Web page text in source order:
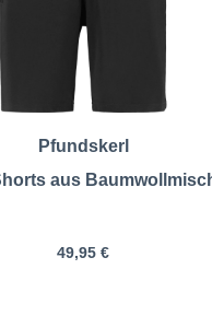
Pfundskerl
aus
49,95 €